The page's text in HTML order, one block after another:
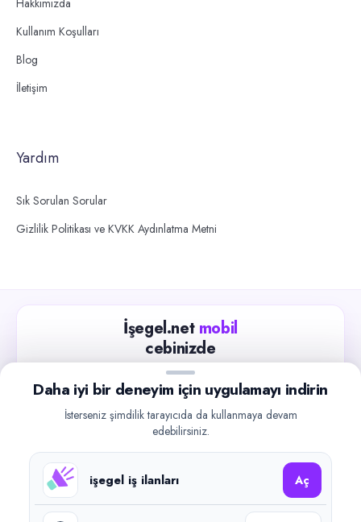
Kullanım Koşulları
Blog
İletişim
Yardım
Sık Sorulan Sorular
Gizlilik Politikası ve KVKK Aydınlatma Metni
İşegel.net mobil
cebinizde
Güncel iş ilanlarını takip edin, işverenlerle hızlıca
iletişime geçin.
Google Play
Daha iyi bir deneyim için uygulamayı indirin
İsterseniz şimdilik tarayıcıda da kullanmaya devam
edebilirsiniz.
işegel iş ilanları Aç